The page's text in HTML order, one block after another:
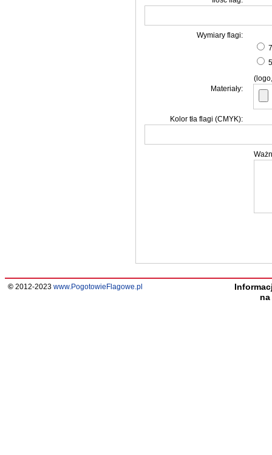
Wymiary flagi:
Materiały:
Kolor tła flagi (CMYK):
© 2012-2023 www.PogotowieFlagowe.pl
na